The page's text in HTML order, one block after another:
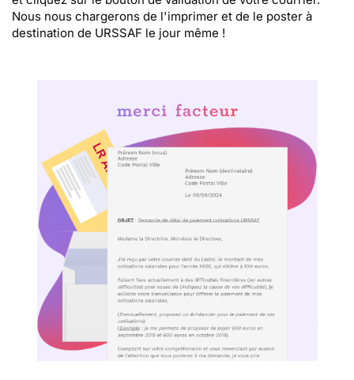
Nous nous chargerons de l'imprimer et de le poster à
destination de URSSAF le jour même !